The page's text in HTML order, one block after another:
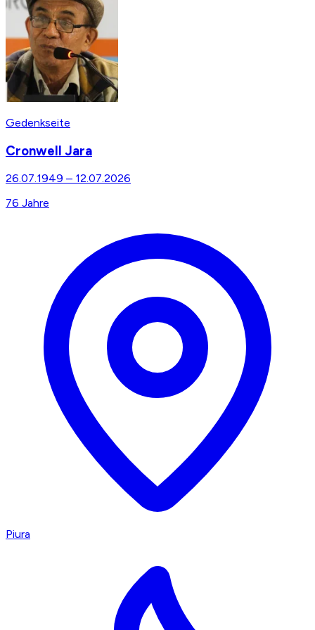
Gedenkseite
Cronwell Jara
26.07.1949 – 12.07.2026
76 Jahre
Piura